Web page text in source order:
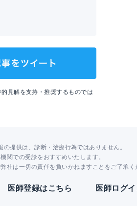
見解を支持・推奨するものでは
提供は、診断・治療行為ではありません。
関での受診をおすすめいたします。
社は一切の責任を負いかねますことをご了承く
医師登録はこちら 医師ログ